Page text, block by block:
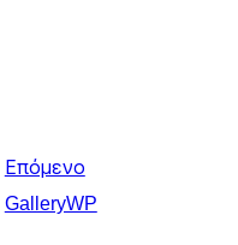
Επόμενο
GalleryWP